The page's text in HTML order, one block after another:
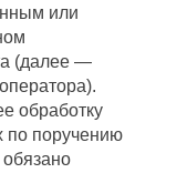
или
(далее —
обработку
по поручению